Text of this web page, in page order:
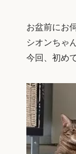
お盆前にお
シオンちゃ
今回、初め